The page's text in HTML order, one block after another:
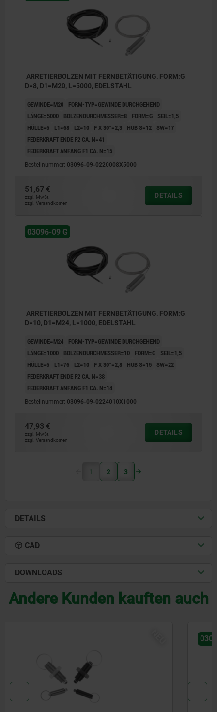
ARRETIERBOLZEN MIT FERNBETÄTIGUNG, FORM:G,
D=8, D1=M20, L=5000, EDELSTAHL
GEWINDE=M20
FORM-TYP=GEWINDE DURCHGEHEND
LÄNGE=5000
BOLZENDURCHMESSER=8 FORM=G
SEIL=1,5
HÜLLE=5
L1=68 L2=10 F X 30°=2,3 HUB S=12
SW=17
FEDERKRAFT ENDE F2 CA. N=41
FEDERKRAFT ANFANG F1 CA. N=15
Bestellnummer: 03096-09-0220008X5000
51,67 €
zzgl. MwSt.
zzgl. Versandkosten
DETAILS
03096-09 G
ARRETIERBOLZEN MIT FERNBETÄTIGUNG, FORM:G,
D=10, D1=M24, L=1000, EDELSTAHL
GEWINDE=M24
FORM-TYP=GEWINDE DURCHGEHEND
LÄNGE=1000
BOLZENDURCHMESSER=10 FORM=G
SEIL=1,5
HÜLLE=5
L1=76 L2=10 F X 30°=2,8 HUB S=15
SW=22
FEDERKRAFT ENDE F2 CA. N=38
FEDERKRAFT ANFANG F1 CA. N=14
Bestellnummer: 03096-09-0224010X1000
47,93 €
zzgl. MwSt.
zzgl. Versandkosten
DETAILS
1 2 3
DETAILS
CAD
DOWNLOADS
Andere Kunden kauften auch
NEU